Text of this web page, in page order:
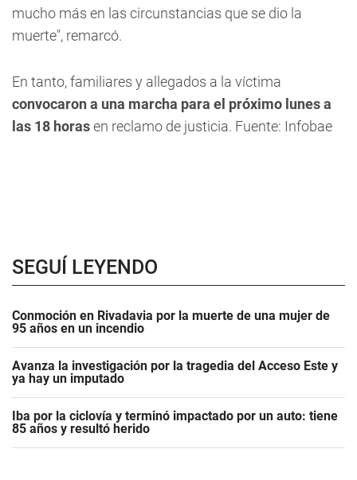
mucho más en las circunstancias que se dio la
muerte", remarcó.
En tanto, familiares y allegados a la víctima
convocaron a una marcha para el próximo lunes a
las 18 horasen reclamo de justicia. Fuente: Infobae
SEGUÍ LEYENDO
Conmoción en Rivadavia por la muerte de una mujer de
95 años en un incendio
Avanza la investigación por la tragedia del Acceso Este y
ya hay un imputado
Iba por la ciclovía y terminó impactado por un auto: tiene
85 años y resultó herido